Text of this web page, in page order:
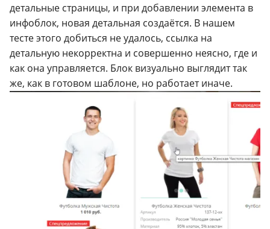
детальные страницы, и при добавлении элемента в
инфоблок, новая детальная создаётся. В нашем
тесте этого добиться не удалось, ссылка на
детальную некорректна и совершенно неясно, где и
как она управляется. Блок визуально выглядит так
же, как в готовом шаблоне, но работает иначе.